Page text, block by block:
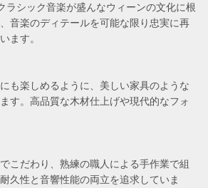
ラシック音楽が盛んなウィーンの文化に根
音楽のディテールを可能な限り忠実に再
ます。
も楽しめるように、美しい家具のような
す。高品質な木材仕上げや現代的なフォ
こだわり、熟練の職人による手作業で組
久性と音響性能の両立を追求していま